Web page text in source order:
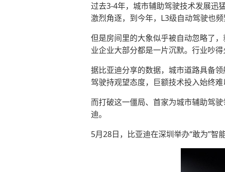
过去3-4年，城市辅助驾驶技术发展迅
激烈角逐，到今年，L3级自动驾驶也
但是房间里的大象似乎被自动忽略了
业企业大部分都是一片沉默。行业吵
据比亚迪分享的数据，城市道路具备
驾驶持观望态度，巨额技术投入始终难
而打破这一僵局、首家为城市辅助驾
迪。
5月28日，比亚迪在深圳举办“敢为”智